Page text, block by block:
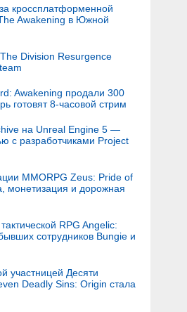
кроссплатформенной
Awakening в Южной
Division Resurgence
Awakening продали 300
готовят 8-часовой стрим
на Unreal Engine 5 —
с разработчиками Project
MMORPG Zeus: Pride of
монетизация и дорожная
RPG Angelic:
сотрудников Bungie и
участницей Десяти
Deadly Sins: Origin стала